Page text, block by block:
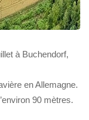
à Buchendorf,
en Allemagne.
90 mètres.